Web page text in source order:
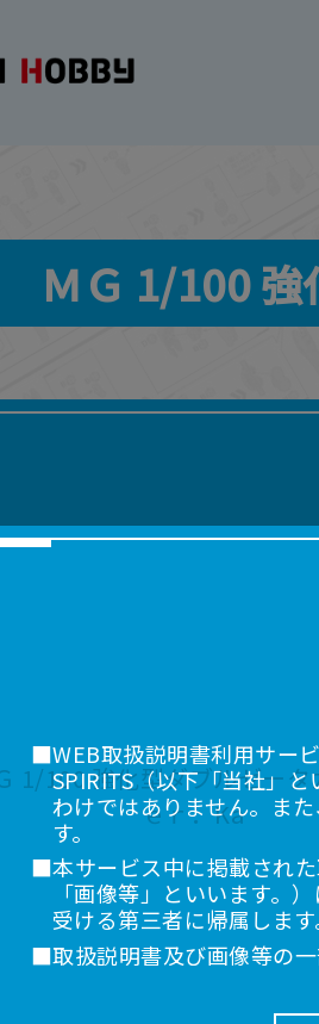
ＭＧ 1/100
■WEB取扱説明書利用サー
SPIRITS（以下「当社」
わけではありません。ま
す。
■本サービス中に掲載され
「画像等」といいます。
受ける第三者に帰属します
■取扱説明書及び画像等の
れに限りません。）する